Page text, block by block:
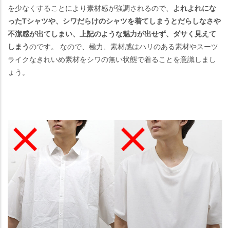
を少なくすることにより素材感が強調されるので、
よれよれにな
ったTシャツや、シワだらけのシャツを着てしまうとだらしなさや
不潔感が出てしまい、上記のような魅力が出せず、ダサく見えて
しまうのです。 なので、極力、素材感はハリのある素材やスーツ
ライクなきれいめ素材をシワの無い状態で着ることを意識しまし
ょう。